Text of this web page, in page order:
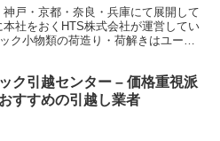
神戸・京都・奈良・兵庫にて展開して
社をおくHTS株式会社が運営してい
ク小物類の荷造り・荷解きはユーザ
ク引越センター – 価格重視派
すすめの引越し業者